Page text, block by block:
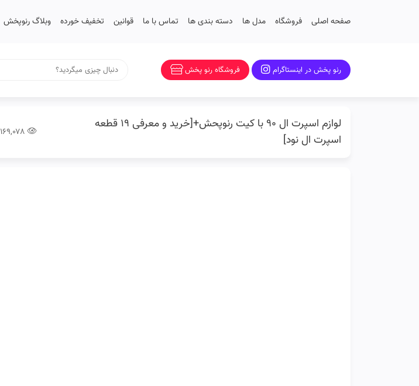
صفحه اصلی فروشگاه مدل ها دسته بندی ها تماس با ما قوانین تخفیف خورده وبلاگ رنوپخش
رنو پخش در اینستاگرام فروشگاه رنو پخش
لوازم اسپرت ال 90 با کیت رنوپحش+[خرید و معرفی 19 قطعه
اسپرت ال نود]
۱۶۹,۰۷۸ بازدید